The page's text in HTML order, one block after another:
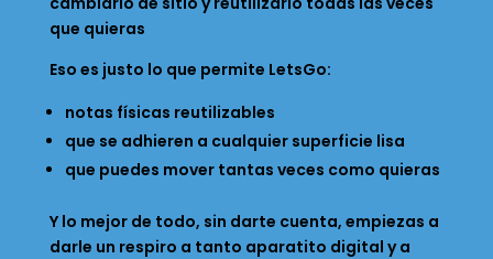
que quieras
Eso es justo lo que permite LetsGo:
notas físicas reutilizables
que se adhieren a cualquier superficie lisa
que puedes mover tantas veces como quieras
Y lo mejor de todo, sin darte cuenta, empiezas a
darle un respiro a tanto aparatito digital y a